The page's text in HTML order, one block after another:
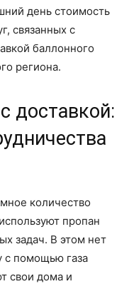
день стоимость
связанных с
баллонного
региона.
доставкой:
количество
пропан
задач. В этом нет
с помощью газа
свои дома и